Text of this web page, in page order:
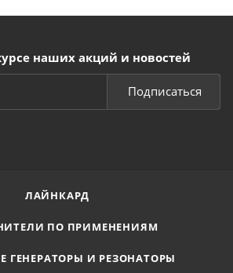
наших акций и новостей
Подписаться
ЛАЙНКАРД
ПО ПРИМЕНЕНИЯМ
ГЕНЕРАТОРЫ И РЕЗОНАТОРЫ